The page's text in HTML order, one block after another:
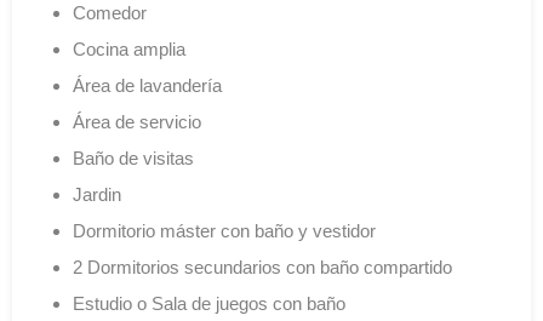
Comedor
Cocina amplia
Área de lavandería
Área de servicio
Baño de visitas
Jardin
Dormitorio máster con baño y vestidor
2 Dormitorios secundarios con baño compartido
Estudio o Sala de juegos con baño